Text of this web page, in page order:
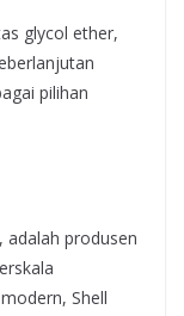
glycol ether,
pilihan
adalah produsen
Shell